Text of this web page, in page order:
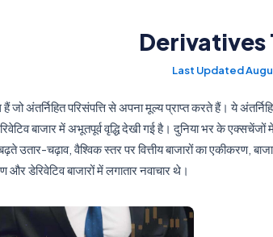
Derivatives
हैं जो अंतर्निहित परिसंपत्ति से अपना मूल्य प्राप्त करते हैं। ये
बाजार में अभूतपूर्व वृद्धि देखी गई है। दुनिया भर के
उतार-चढ़ाव, वैश्विक स्तर पर वित्तीय बाजारों का एकीकरण,
डेरिवेटिव बाजारों में लगातार नवाचार थे।